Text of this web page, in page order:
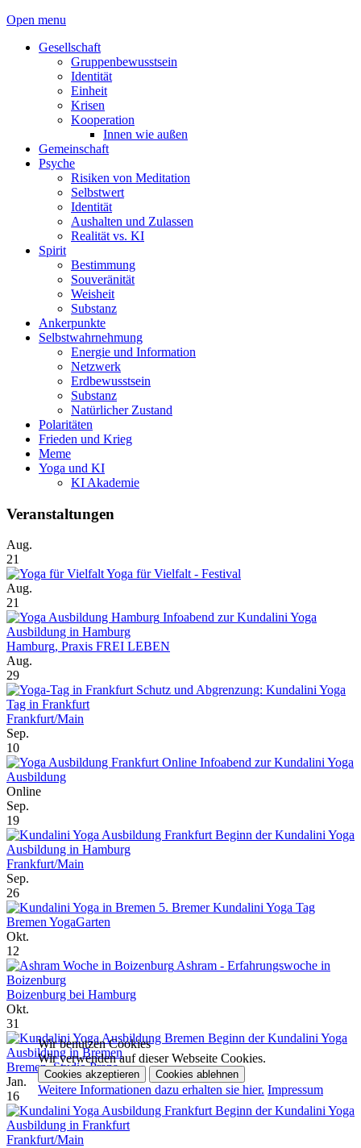
Open menu
Gesellschaft
Gruppenbewusstsein
Identität
Einheit
Krisen
Kooperation
Innen wie außen
Gemeinschaft
Psyche
Risiken von Meditation
Selbstwert
Identität
Aushalten und Zulassen
Realität vs. KI
Spirit
Bestimmung
Souveränität
Weisheit
Substanz
Ankerpunkte
Selbstwahrnehmung
Energie und Information
Netzwerk
Erdbewusstsein
Substanz
Natürlicher Zustand
Polaritäten
Frieden und Krieg
Meme
Yoga und KI
KI Akademie
Veranstaltungen
Aug.
21
Yoga für Vielfalt - Festival
Aug.
21
Infoabend zur Kundalini Yoga
Ausbildung in Hamburg
Hamburg, Praxis FREI LEBEN
Aug.
29
Schutz und Abgrenzung: Kundalini Yoga
Tag in Frankfurt
Frankfurt/Main
Sep.
10
Online Infoabend zur Kundalini Yoga
Ausbildung
Online
Sep.
19
Beginn der Kundalini Yoga
Ausbildung in Hamburg
Frankfurt/Main
Sep.
26
5. Bremer Kundalini Yoga Tag
Bremen YogaGarten
Okt.
12
Ashram - Erfahrungswoche in
Boizenburg
Boizenburg bei Hamburg
Okt.
31
Beginn der Kundalini Yoga
Ausbildung in Bremen
Bremen, Studio Prana
Jan.
16
Beginn der Kundalini Yoga
Ausbildung in Frankfurt
Frankfurt/Main
Wir benutzen Cookies
Wir verwenden auf dieser Webseite Cookies.
Cookies akzeptieren Cookies ablehnen
Weitere Informationen dazu erhalten sie hier. Impressum